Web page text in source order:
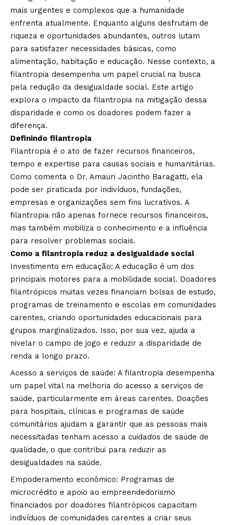
mais urgentes e complexos que a humanidade
enfrenta atualmente. Enquanto alguns desfrutam de
riqueza e oportunidades abundantes, outros lutam
para satisfazer necessidades básicas, como
alimentação, habitação e educação. Nesse contexto, a
filantropia desempenha um papel crucial na busca
pela redução da desigualdade social. Este artigo
explora o impacto da filantropia na mitigação dessa
disparidade e como os doadores podem fazer a
diferença.
Definindo filantropia
Filantropia é o ato de fazer recursos financeiros,
tempo e expertise para causas sociais e humanitárias.
Como comenta o Dr. Amauri Jacintho Baragatti, ela
pode ser praticada por indivíduos, fundações,
empresas e organizações sem fins lucrativos. A
filantropia não apenas fornece recursos financeiros,
mas também mobiliza o conhecimento e a influência
para resolver problemas sociais.
Como a filantropia reduz a desigualdade social
Investimento em educação: A educação é um dos
principais motores para a mobilidade social. Doadores
filantrópicos muitas vezes financiam bolsas de estudo,
programas de treinamento e escolas em comunidades
carentes, criando oportunidades educacionais para
grupos marginalizados. Isso, por sua vez, ajuda a
nivelar o campo de jogo e reduzir a disparidade de
renda a longo prazo.
Acesso a serviços de saúde: A filantropia desempenha
um papel vital na melhoria do acesso a serviços de
saúde, particularmente em áreas carentes. Doações
para hospitais, clínicas e programas de saúde
comunitários ajudam a garantir que as pessoas mais
necessitadas tenham acesso a cuidados de saúde de
qualidade, o que contribui para reduzir as
desigualdades na saúde.
Empoderamento econômico: Programas de
microcrédito e apoio ao empreendedorismo
financiados por doadores filantrópicos capacitam
indivíduos de comunidades carentes a criar seus